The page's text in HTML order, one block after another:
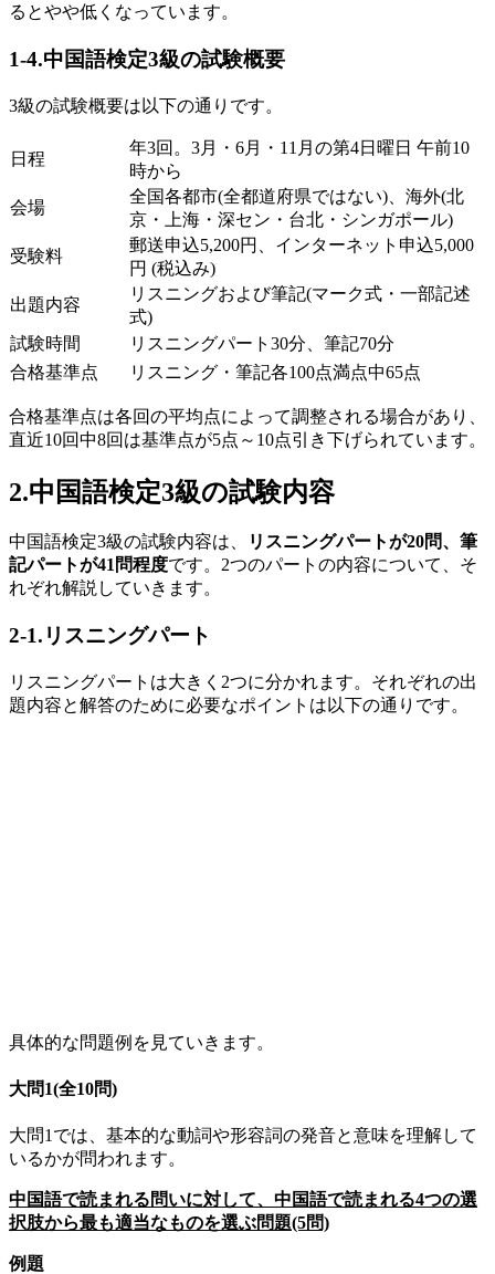
るとやや低くなっています。
1-4.中国語検定3級の試験概要
3級の試験概要は以下の通りです。
日程
年3回。 3月・ 6月・ 11 月の第4日曜日 午前10
時から
会場
全国各都市(全都道府県ではない) 、海外(北
京・上海・深セン・台北・シンガポール)
受験料
郵送申込5,200円、インターネット申込5,000
円 (税込み)
出題内容
リスニングおよび筆記(マーク式・一部記述
式)
試験時間
リスニングパート 30分、筆記70分
合格基準点
リスニング・筆記各100点満点中65点
合格基準点は各回の平均点によって調整される場合があり、
直近10回中8回は基準点が5点～ 10点引き下げられています。
2.中国語検定3級の試験内容
中国語検定3級の試験内容は、
リスニングパートが20問、筆
記パートが41問程度です。 2つのパートの内容について、そ
れぞれ解説していきます。
2-1.リスニングパート
リスニングパートは大きく 2つに分かれます。それぞれの出
題内容と解答のために必要なポイントは以下の通りです。
具体的な問題例を見ていきます。
大問1(全10問)
大問1では、基本的な動詞や形容詞の発音と意味を理解して
いるかが問われます。
中国語で読まれる問いに対して、中国語で読まれる4つの選
択肢から最も適当なものを選ぶ問題(5問)
例題